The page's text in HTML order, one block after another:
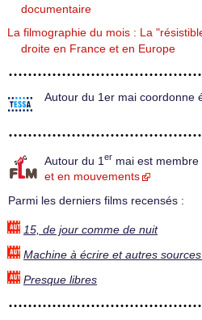
documentaire
La filmographie du mois : La
droite en France et en Europe
Autour du 1er mai coordonne
Autour du 1 er mai est
et en mouvements
Parmi les derniers films recensés :
15, de jour comme de nuit
Machine à écrire et autres
Presque libres